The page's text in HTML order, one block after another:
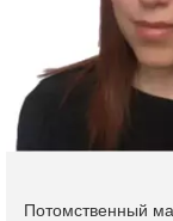
Потомственный